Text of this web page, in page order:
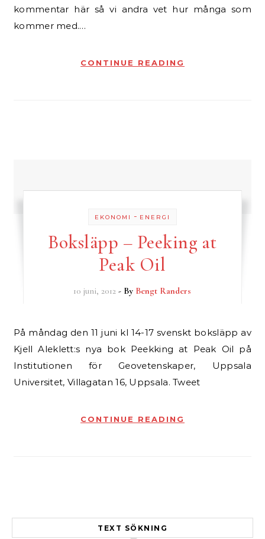
kommentar här så vi andra vet hur många som
kommer med.…
CONTINUE READING
EKONOMI - ENERGI
Boksläpp – Peeking at
Peak Oil
10 juni, 2012 - By Bengt Randers
På måndag den 11 juni kl 14-17 svenskt boksläpp av
Kjell Aleklett:s nya bok Peekking at Peak Oil på
Institutionen för Geovetenskaper, Uppsala
Universitet, Villagatan 16, Uppsala. Tweet
CONTINUE READING
TEXT SÖKNING